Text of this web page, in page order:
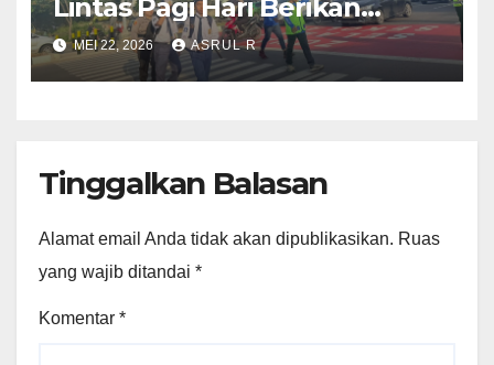
Lintas Pagi Hari Berikan
kenyamaan Pelajar SDN 001
Sungai Panas
MEI 22, 2026 ASRUL R
Tinggalkan Balasan
Alamat email Anda tidak akan dipublikasikan. Ruas
yang wajib ditandai *
Komentar *